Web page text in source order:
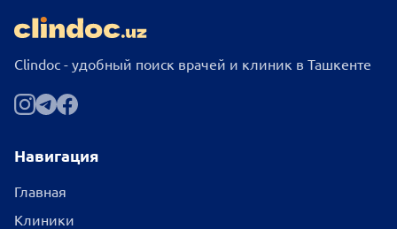
Clindoc - удобный поиск врачей и клиник в Ташкенте
Навигация
Главная
Клиники